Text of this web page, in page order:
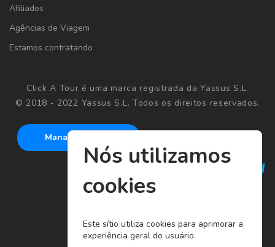
Afiliados
Agências de Viagem
Estamos contratando
Click A Tour é uma marca registrada da Yassus S.L.
© 2018 - 2022 Yassus S.L. Todos os direitos reservados.
Manage cookies
Nós utilizamos
cookies
Este sítio utiliza cookies para aprimorar a
experiência geral do usuário.